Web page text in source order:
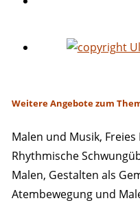
Weitere Angebote zum
Malen und Musik,
Rhythmische
Malen, Gestalten als
Atembewegung und